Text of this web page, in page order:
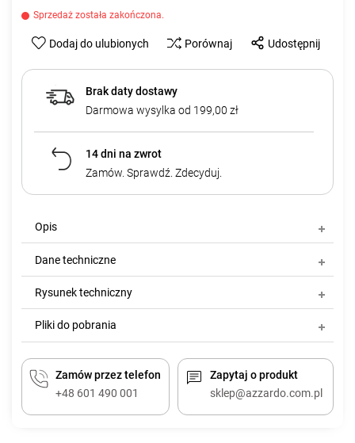
Sprzedaż została zakończona.
Dodaj do ulubionych Porównaj Udostępnij
Brak daty dostawy
Darmowa wysylka od 199,00 zł
14 dni na zwrot
Zamów. Sprawdź. Zdecyduj.
Opis
Dane techniczne
Rysunek techniczny
Pliki do pobrania
Zamów przez telefon
+48 601 490 001
Zapytaj o produkt
sklep@azzardo.com.pl